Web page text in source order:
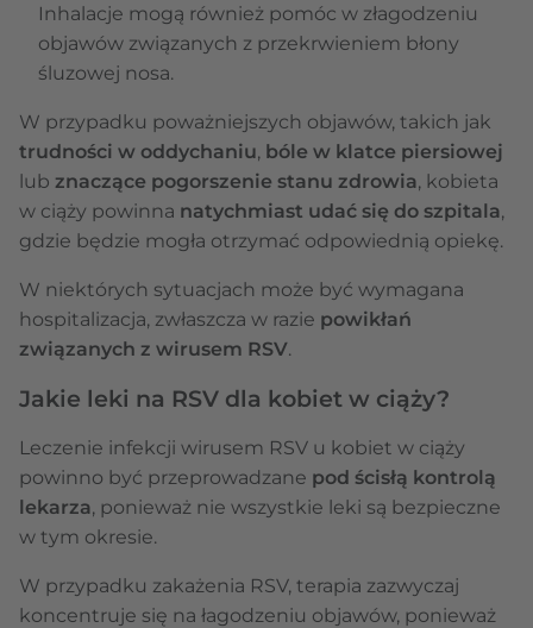
Inhalacje mogą również pomóc w złagodzeniu
objawów związanych z przekrwieniem błony
śluzowej nosa.
W przypadku poważniejszych objawów, takich jak
trudności w oddychaniu, bóle w klatce piersiowej
lub znaczące pogorszenie stanu zdrowia, kobieta
w ciąży powinna natychmiast udać się do szpitala,
gdzie będzie mogła otrzymać odpowiednią opiekę.
W niektórych sytuacjach może być wymagana
hospitalizacja, zwłaszcza w razie powikłań
związanych z wirusem RSV.
Jakie leki na RSV dla kobiet w ciąży?
Leczenie infekcji wirusem RSV u kobiet w ciąży
powinno być przeprowadzane pod ścisłą kontrolą
lekarza, ponieważ nie wszystkie leki są bezpieczne
w tym okresie.
W przypadku zakażenia RSV, terapia zazwyczaj
koncentruje się na łagodzeniu objawów, ponieważ